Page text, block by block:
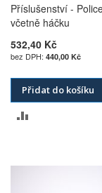
Příslušenství -
včetně háčku
532,40 Kč
440,00 Kč
Přidat do košíku
POROVNÁNÍ